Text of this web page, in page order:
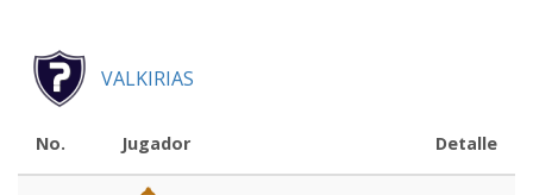
VALKIRIAS
No. Jugador Detalle